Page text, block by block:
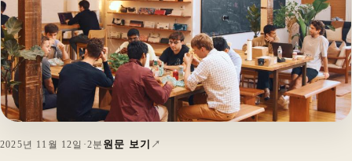
2025년 11월 12일 ·2분 원문 보기